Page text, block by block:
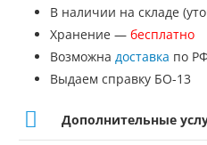
№ДП-17В наличии на складе
Хранение — бесплатно
Возможна доставка по
Выдаем справку БО-13
Дополнительные